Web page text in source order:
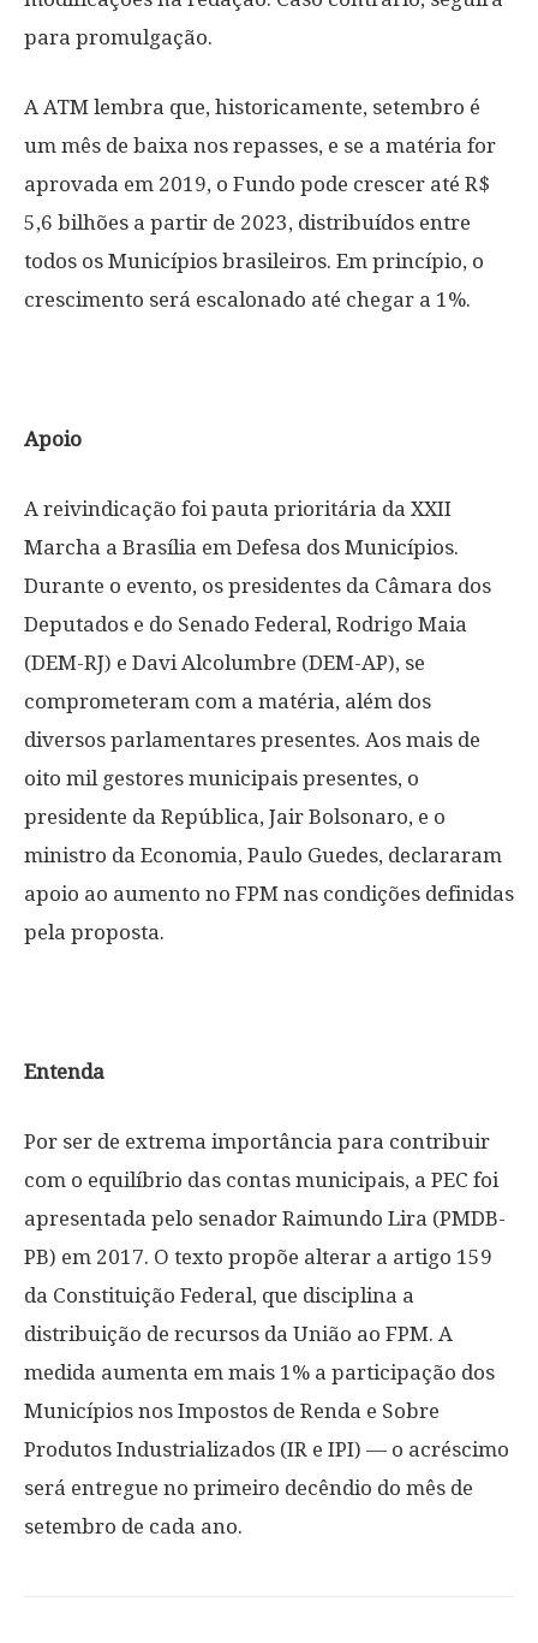
para promulgação.
A ATM lembra que, historicamente, setembro é
um mês de baixa nos repasses, e se a matéria for
aprovada em 2019, o Fundo pode crescer até R$
5,6 bilhões a partir de 2023, distribuídos entre
todos os Municípios brasileiros. Em princípio, o
crescimento será escalonado até chegar a 1%.
Apoio
A reivindicação foi pauta prioritária da XXII
Marcha a Brasília em Defesa dos Municípios.
Durante o evento, os presidentes da Câmara dos
Deputados e do Senado Federal, Rodrigo Maia
(DEM-RJ) e Davi Alcolumbre (DEM-AP), se
comprometeram com a matéria, além dos
diversos parlamentares presentes. Aos mais de
oito mil gestores municipais presentes, o
presidente da República, Jair Bolsonaro, e o
ministro da Economia, Paulo Guedes, declararam
apoio ao aumento no FPM nas condições definidas
pela proposta.
Entenda
Por ser de extrema importância para contribuir
com o equilíbrio das contas municipais, a PEC foi
apresentada pelo senador Raimundo Lira (PMDB-
PB) em 2017. O texto propõe alterar a artigo 159
da Constituição Federal, que disciplina a
distribuição de recursos da União ao FPM. A
medida aumenta em mais 1% a participação dos
Municípios nos Impostos de Renda e Sobre
Produtos Industrializados (IR e IPI) — o acréscimo
será entregue no primeiro decêndio do mês de
setembro de cada ano.